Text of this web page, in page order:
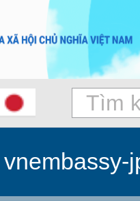
vnembassy-